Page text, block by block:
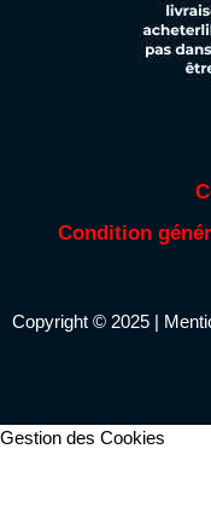
Condition
Copyright © 2025 |
Gestion des Cookies